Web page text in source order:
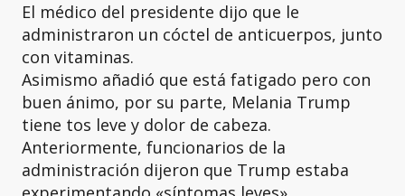
El médico del presidente dijo que le
administraron un cóctel de anticuerpos, junto
con vitaminas.
Asimismo añadió que está fatigado pero con
buen ánimo, por su parte, Melania Trump
tiene tos leve y dolor de cabeza.
Anteriormente, funcionarios de la
administración dijeron que Trump estaba